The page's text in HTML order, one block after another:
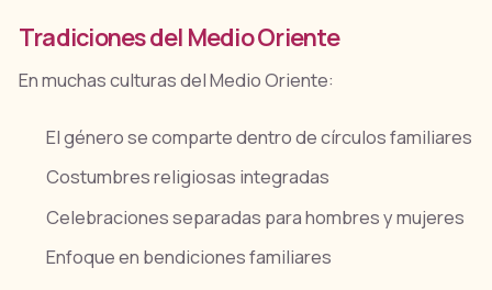
Tradiciones del Medio Oriente
En muchas culturas del Medio Oriente:
El género se comparte dentro de círculos familiares
Costumbres religiosas integradas
Celebraciones separadas para hombres y mujeres
Enfoque en bendiciones familiares